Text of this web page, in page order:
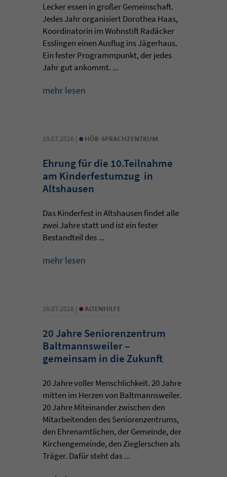
Lecker essen in großer Gemeinschaft.
Jedes Jahr organisiert Dorothea Haas,
Koordinatorin im Wohnstift Radäcker
Esslingen einen Ausflug ins Jägerhaus.
Ein fester Programmpunkt, der jedes
Jahr gut ankommt. ...
mehr lesen
19.07.2026 | • HÖR-SPRACHZENTRUM
Ehrung für die 10.Teilnahme
am Kinderfestumzug in
Altshausen
Das Kinderfest in Altshausen findet alle
zwei Jahre statt und ist ein fester
Bestandteil des ...
mehr lesen
16.07.2026 | • ALTENHILFE
20 Jahre Seniorenzentrum
Baltmannsweiler –
gemeinsam in die Zukunft
20 Jahre voller Menschlichkeit. 20 Jahre
mitten im Herzen von Baltmannsweiler.
20 Jahre Miteinander zwischen den
Mitarbeitenden des Seniorenzentrums,
den Ehrenamtlichen, der Gemeinde, der
Kirchengemeinde, den Zieglerschen als
Träger. Dafür steht das ...